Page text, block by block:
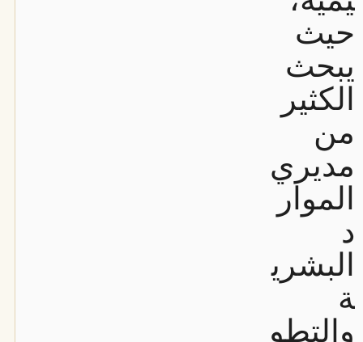
حيث
يبحث
الكثير
من
مديري
الموار
د
البشري
ة
والتطو